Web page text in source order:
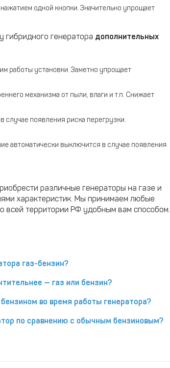
нажатием одной кнопки. Значительно упрощает
гибридного генератора дополнительных
работы установки. Заметно упрощает
механизма от пыли, влаги и т.п. Снижает
случае появления риска перегрузки.
автоматически выключится в случае появления
различные генераторы на газе и
характеристик. Мы принимаем любые
всей территории РФ удобным вам способом.
газ-бензин?
— газ или бензин?
во время работы генератора?
по сравнению с обычным бензиновым?